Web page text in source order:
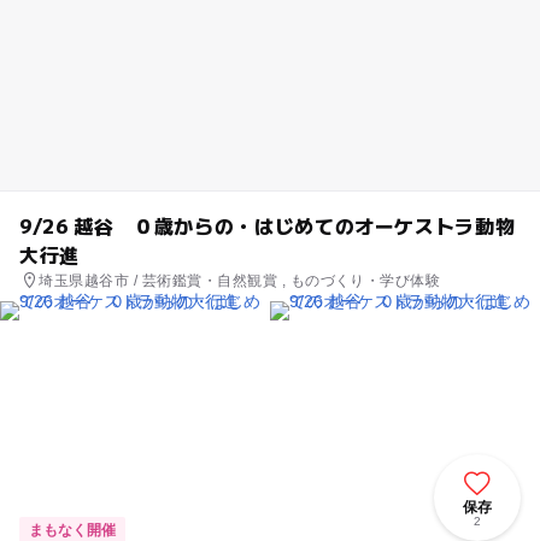
9/26 越谷 ０歳からの・はじめてのオーケストラ動物
大行進
埼玉県越谷市 / 芸術鑑賞・自然観賞 , ものづくり・学び体験
保存
2
まもなく開催